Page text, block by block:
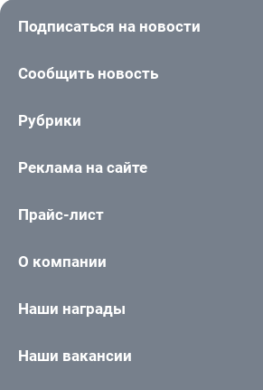
Подписаться на новости
Сообщить новость
Рубрики
Реклама на сайте
Прайс-лист
О компании
Наши награды
Наши вакансии